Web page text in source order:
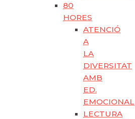
80
HORES
ATENCIÓ
A
LA
DIVERSITAT
AMB
ED.
EMOCIONAL
LECTURA